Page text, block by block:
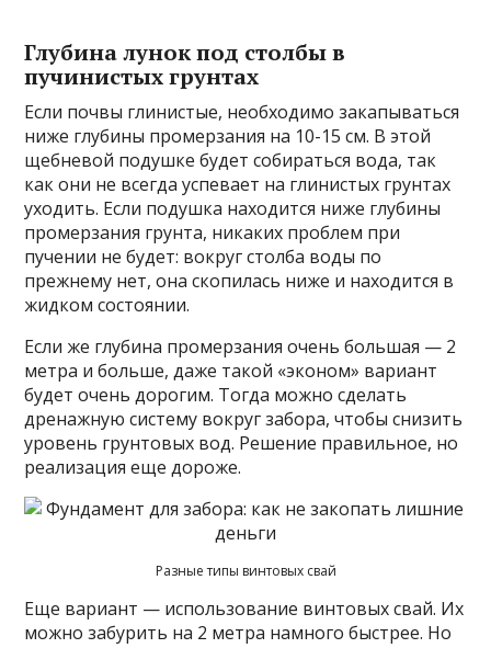
Глубина лунок под столбы в
пучинистых грунтах
Если почвы глинистые, необходимо закапываться
ниже глубины промерзания на 10-15 см. В этой
щебневой подушке будет собираться вода, так
как они не всегда успевает на глинистых грунтах
уходить. Если подушка находится ниже глубины
промерзания грунта, никаких проблем при
пучении не будет: вокруг столба воды по
прежнему нет, она скопилась ниже и находится в
жидком состоянии.
Если же глубина промерзания очень большая — 2
метра и больше, даже такой «эконом» вариант
будет очень дорогим. Тогда можно сделать
дренажную систему вокруг забора, чтобы снизить
уровень грунтовых вод. Решение правильное, но
реализация еще дороже.
Разные типы винтовых свай
Еще вариант — использование винтовых свай. Их
можно забурить на 2 метра намного быстрее. Но